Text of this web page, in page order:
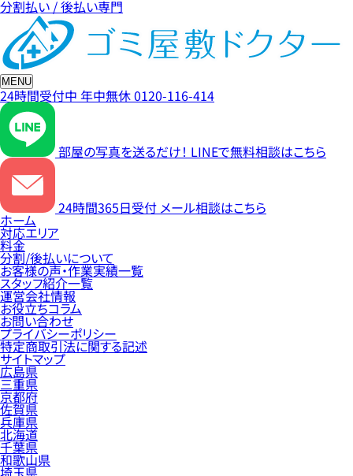
分割払い / 後払い専門
MENU
24時間受付中 年中無休0120-116-414
部屋の写真を送るだけ！ LINEで無料相談はこちら
24時間365日受付 メール相談はこちら
ホーム
対応エリア
料金
分割/後払いについて
お客様の声・作業実績一覧
スタッフ紹介一覧
運営会社情報
お役立ちコラム
お問い合わせ
プライバシーポリシー
特定商取引法に関する記述
サイトマップ
広島県
三重県
京都府
佐賀県
兵庫県
北海道
千葉県
和歌山県
埼玉県